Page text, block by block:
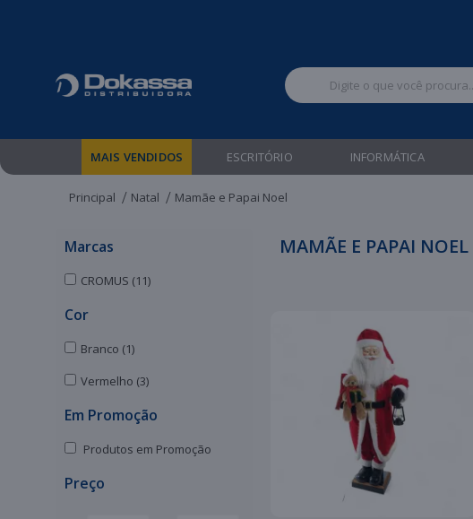
MAIS VENDIDOS ESCRITÓRIO INFORMÁTICA
Principal Natal Mamãe e Papai Noel
Marcas
CROMUS (11)
Cor
Branco (1)
Vermelho (3)
Em Promoção
Produtos em Promoção
Preço
MAMÃE E PAPAI NOEL